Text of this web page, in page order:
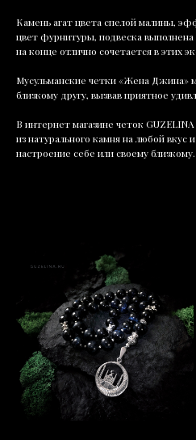
Камень агат цвета спелой малины,
цвет фурнитуры, подвеска выполнена
на конце отлично сочетается в этих
Мусульманские четки «Жена Джина»
близкому другу, вызвав приятное
В интернет магазине четок
из натурального камня на любой вкус
настроение себе или своему близкому.